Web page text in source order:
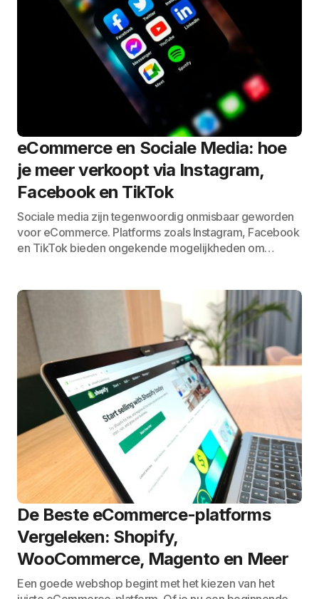
eCommerce en Sociale Media: hoe
je meer verkoopt via Instagram,
Facebook en TikTok
Sociale media zijn tegenwoordig onmisbaar geworden
voor eCommerce. Platforms zoals Instagram, Facebook
en TikTok bieden ongekende mogelijkheden om…
De Beste eCommerce-platforms
Vergeleken: Shopify,
WooCommerce, Magento en Meer
Een goede webshop begint met het kiezen van het